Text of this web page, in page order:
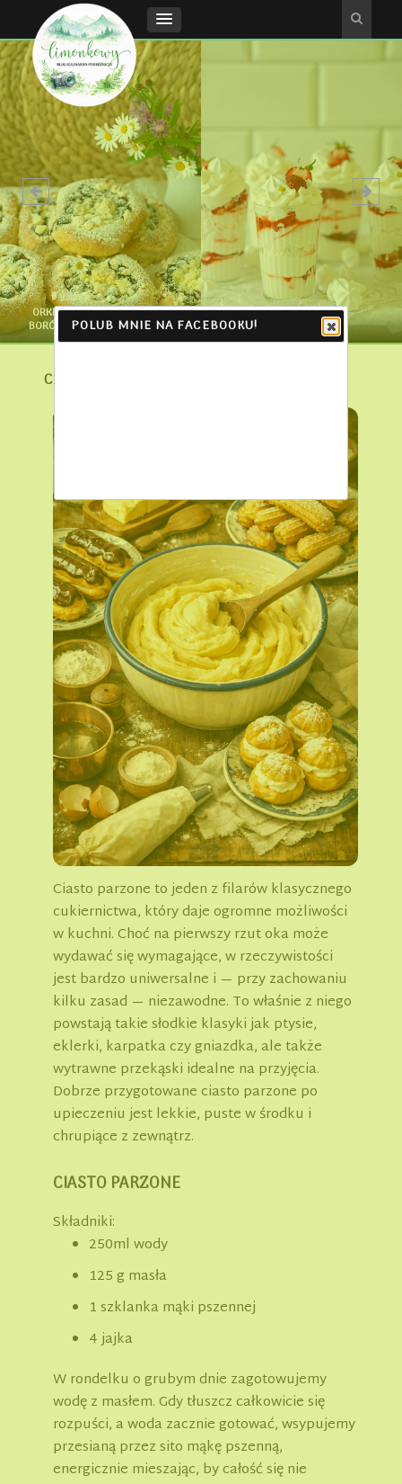
ETON MESS
DOMOWE LODY Z CIASTECZKAMI
LOTUS BISCOFF
CIASTO PARZONE
Ciasto parzone to jeden z filarów klasycznego
cukiernictwa, który daje ogromne możliwości
w kuchni. Choć na pierwszy rzut oka może
wydawać się wymagające, w rzeczywistości
jest bardzo uniwersalne i — przy zachowaniu
kilku zasad — niezawodne. To właśnie z niego
powstają takie słodkie klasyki jak ptysie,
eklerki, karpatka czy gniazdka, ale także
wytrawne przekąski idealne na przyjęcia.
Dobrze przygotowane ciasto parzone po
upieczeniu jest lekkie, puste w środku i
chrupiące z zewnątrz.
CIASTO PARZONE
Składniki:
250ml wody
125 g masła
1 szklanka mąki pszennej
4 jajka
W rondelku o grubym dnie zagotowujemy
wodę z masłem. Gdy tłuszcz całkowicie się
rozpuści, a woda zacznie gotować, wsypujemy
przesianą przez sito mąkę pszenną,
energicznie mieszając, by całość się nie
POLUB MNIE NA FACEBOOKU!